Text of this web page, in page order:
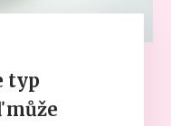
typ
může